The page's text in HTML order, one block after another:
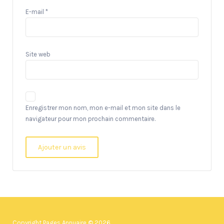
E-mail *
Site web
Enregistrer mon nom, mon e-mail et mon site dans le
navigateur pour mon prochain commentaire.